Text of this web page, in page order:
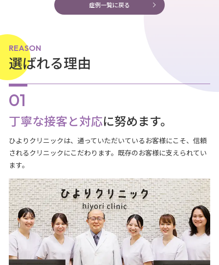
症例一覧に戻る
REASON
選ばれる理由
丁寧な接客と対応に努めます。
ひよりクリニックは、通っていただいているお客様にこそ、信頼
されるクリニックにこだわります。既存のお客様に支えられてい
ます。